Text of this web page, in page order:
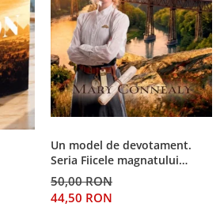
Un model de devotament.
Seria Fiicele magnatului
forestier 3
50,00 RON
44,50 RON